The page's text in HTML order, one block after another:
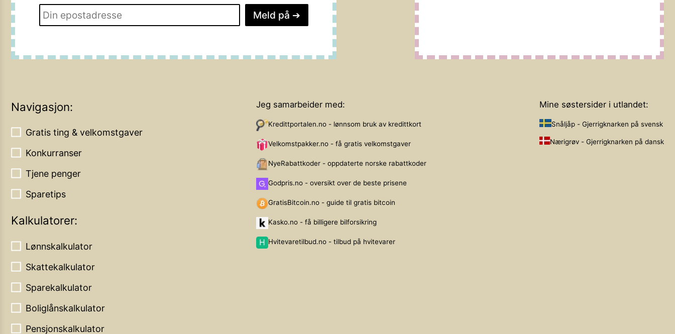
Meld på ➔
Navigasjon:
Gratis ting & velkomstgaver
Konkurranser
Tjene penger
Sparetips
Kalkulatorer:
Lønnskalkulator
Skattekalkulator
Sparekalkulator
Boliglånskalkulator
Pensjonskalkulator
Jeg samarbeider med:
Kredittportalen.no - lønnsom bruk av kredittkort
Velkomstpakker.no - få gratis velkomstgaver
NyeRabattkoder - oppdaterte norske rabattkoder
Godpris.no - oversikt over de beste prisene
GratisBitcoin.no - guide til gratis bitcoin
Kasko.no - få billigere bilforsikring
Hvitevaretilbud.no - tilbud på hvitevarer
Mine søstersider i utlandet:
Snåljåp - Gjerrigknarken på svensk
Nærigrøv - Gjerrigknarken på dansk